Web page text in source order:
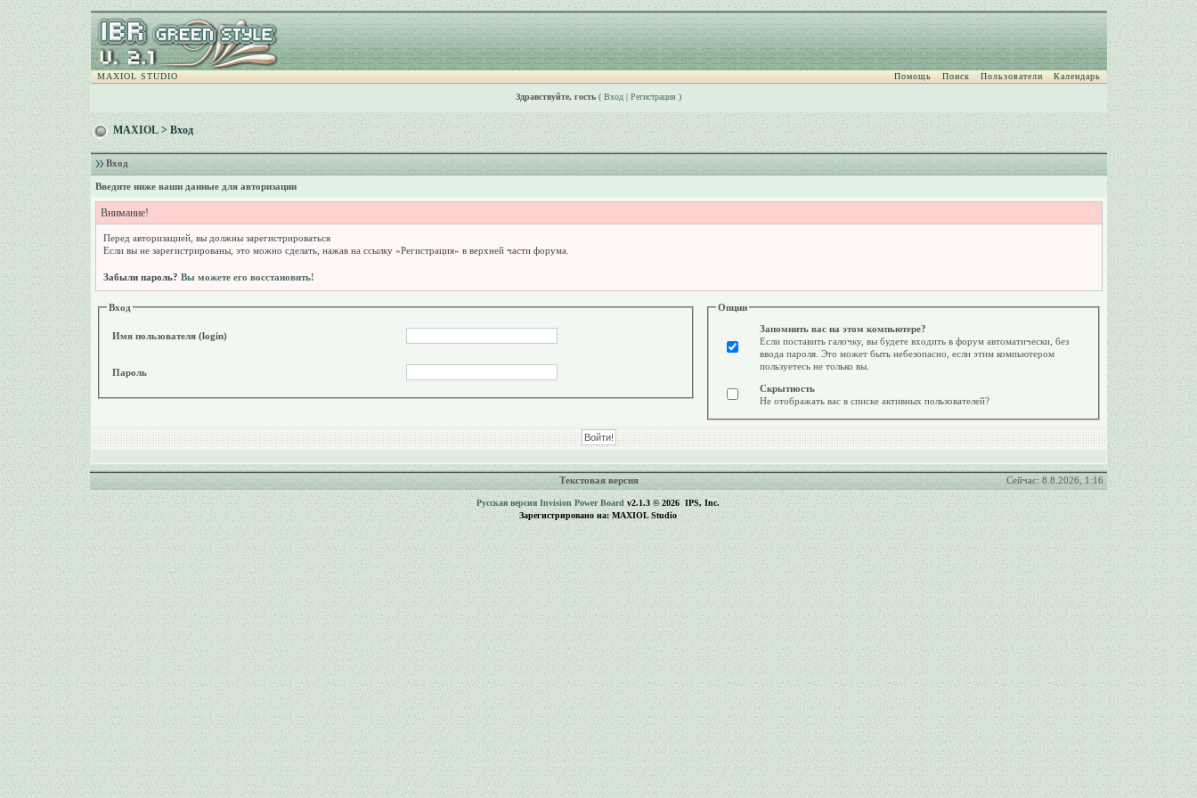
MAXIOL STUDIO Помощь Поиск Пользователи Календарь
Здравствуйте, гость( Вход| Регистрация)
MAXIOL> Вход
Вход
Введите ниже ваши данные для авторизации
Внимание!
Перед авторизацией, вы должны зарегистрироваться
Если вы не зарегистрированы, это можно сделать, нажав на ссылку «Регистрация» в верхней части форума.
Забыли пароль? Вы можете его восстановить!
Вход
Имя пользователя (login)
Пароль
Опции
Запомнить вас на этом компьютере?
Если поставить галочку, вы будете входить в форум автоматически, без
ввода пароля. Это может быть небезопасно, если этим компьютером
пользуетесь не только вы.
Скрытность
Не отображать вас в списке активных пользователей?
Текстовая версия Сейчас: 8.8.2026, 1:16
Русская версия Invision Power Boardv2.1.3 © 2026 IPS, Inc.
Зарегистрировано на: MAXIOL Studio